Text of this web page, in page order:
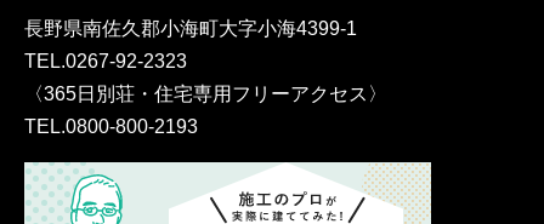
長野県南佐久郡小海町大字小海4399-1
TEL.0267-92-2323
〈365日別荘・住宅専用フリーアクセス〉
TEL.0800-800-2193